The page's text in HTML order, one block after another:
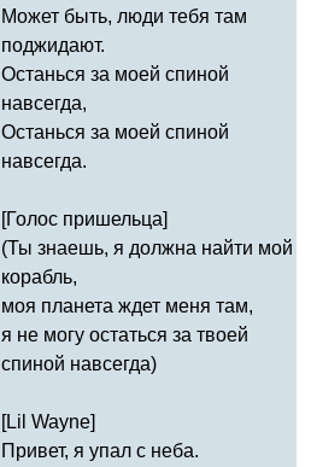
Может быть, люди тебя там
поджидают.
Останься за моей спиной
навсегда,
Останься за моей спиной
навсегда.
[Голос пришельца]
(Ты знаешь, я должна найти мой
корабль,
моя планета ждет меня там,
я не могу остаться за твоей
спиной навсегда)
[Lil Wayne]
Привет, я упал с неба.